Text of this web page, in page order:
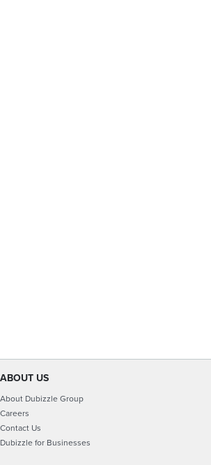
ABOUT US
About Dubizzle Group
Careers
Contact Us
Dubizzle for Businesses